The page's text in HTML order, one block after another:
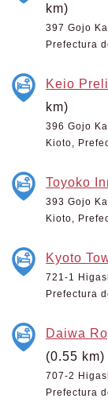
km)
397 Gojo
Prefectura
Keio
km)
396 Gojo
Kioto,
Toyoko
393 Gojo
Kioto,
Kyoto
721-1
Prefectura
Daiwa
(0.55 km)
707-2
Prefectura